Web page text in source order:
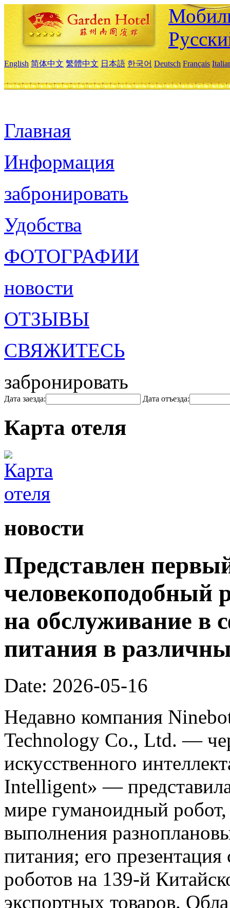
English 简体中文 繁體中文 日本語 한국어 Deutsch Français
Главная
Информация
забронировать
Удобства
ФОТОГРАФИИ
новости
ОТЗЫВЫ
СВЯЖИТЕСЬ
забронировать
Дата заезда: Дата отъезда:
Карта отеля
новости
Представлен
человекоподобный
на обслуживание в
питания в
Date: 2026-05-16
Недавно компания
Technology Co., Ltd. —
искусственного
Intelligent» —
мире гуманоидный
выполнения
питания; его
роботов на 139-й
экспортных товаров.